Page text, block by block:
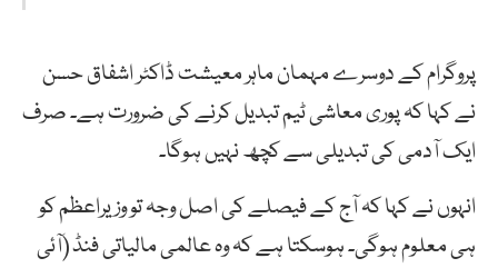
پروگرام کے دوسرے مہمان ماہر معیشت ڈاکٹر اشفاق حسن
نے کہا کہ پوری معاشی ٹیم تبدیل کرنے کی ضرورت ہے۔ صرف
ایک آدمی کی تبدیلی سے کچھ نہیں ہوگا۔
انہوں نے کہا کہ آج کے فیصلے کی اصل وجہ تو وزیراعظم کو
ہی معلوم ہوگی۔ ہوسکتا ہے کہ وہ عالمی مالیاتی فنڈ (آئی